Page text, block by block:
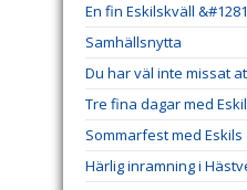
En fin Eskilskväll
Samhällsnytta
Du har väl inte missat
Tre fina dagar med
Sommarfest med Eskils
Härlig inramning i